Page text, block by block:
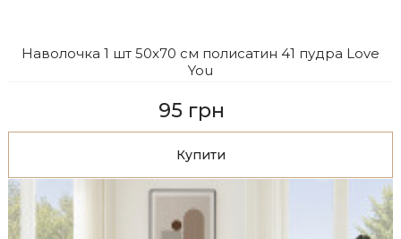
Наволочка 1 шт 50x70 см полисатин 41 пудра Love
You
95 грн
Купити